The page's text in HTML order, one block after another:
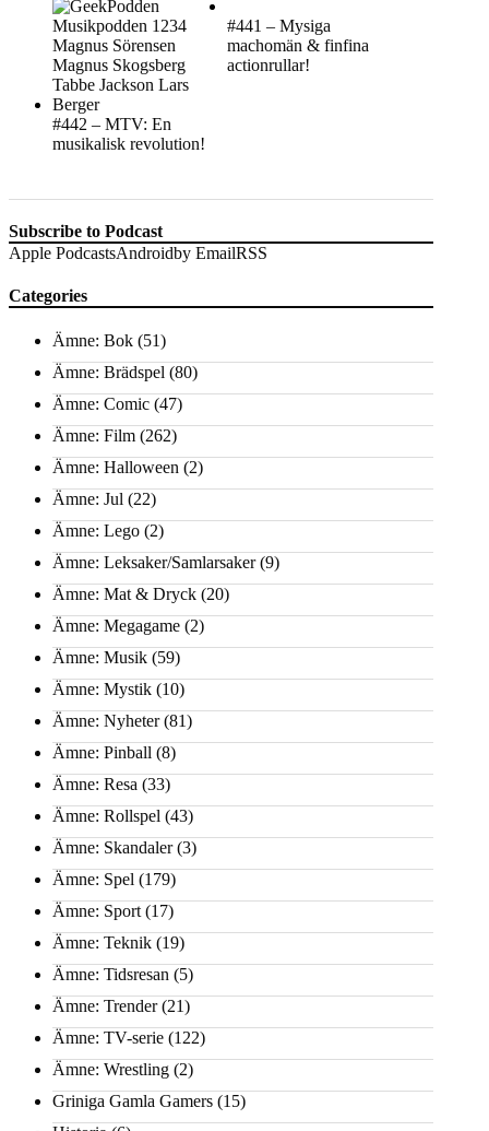
#442 – MTV: En
musikalisk revolution!
#441 – Mysiga
machomän & finfina
actionrullar!
Subscribe to Podcast
Apple PodcastsAndroidby EmailRSS
Categories
Ämne: Bok (51)
Ämne: Brädspel (80)
Ämne: Comic (47)
Ämne: Film (262)
Ämne: Halloween (2)
Ämne: Jul (22)
Ämne: Lego (2)
Ämne: Leksaker/Samlarsaker(9)
Ämne: Mat & Dryck (20)
Ämne: Megagame (2)
Ämne: Musik (59)
Ämne: Mystik (10)
Ämne: Nyheter(81)
Ämne: Pinball (8)
Ämne: Resa (33)
Ämne: Rollspel (43)
Ämne: Skandaler(3)
Ämne: Spel (179)
Ämne: Sport (17)
Ämne: Teknik (19)
Ämne: Tidsresan (5)
Ämne: Trender(21)
Ämne: TV-serie (122)
Ämne: Wrestling (2)
Griniga Gamla Gamers (15)